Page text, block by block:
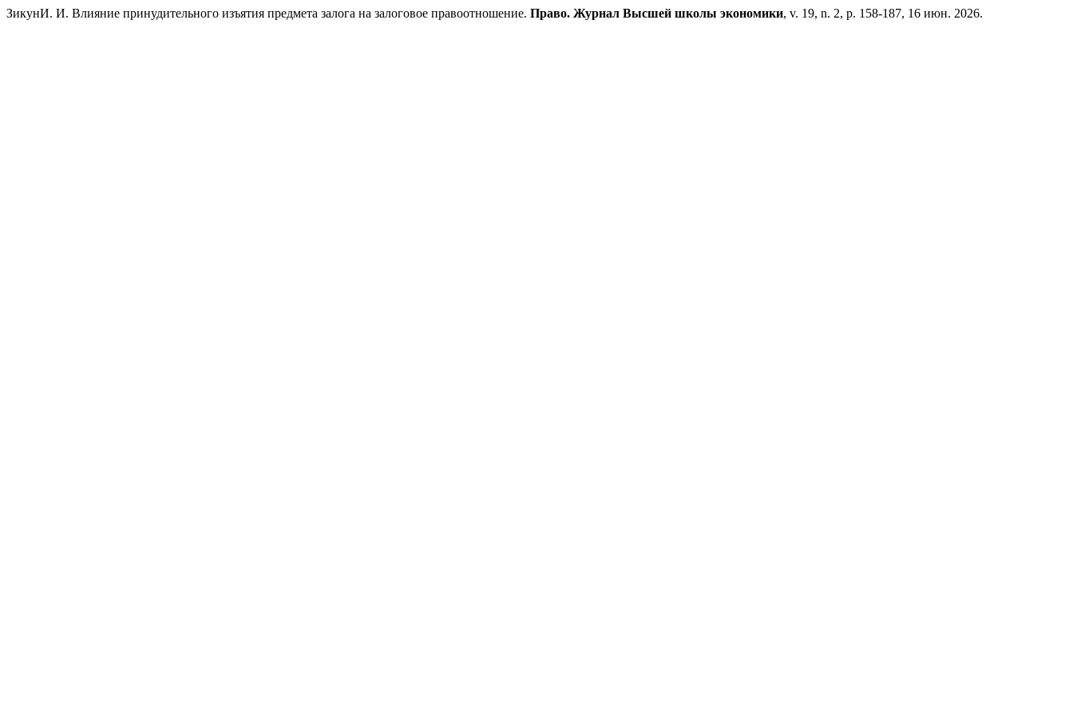
ЗикунИ. И. Влияние принудительного изъятия предмета залога на залоговое правоотношение. Право. Журнал Высшей школы экономики, v. 19, n. 2, p. 158-187, 16 июн. 2026.